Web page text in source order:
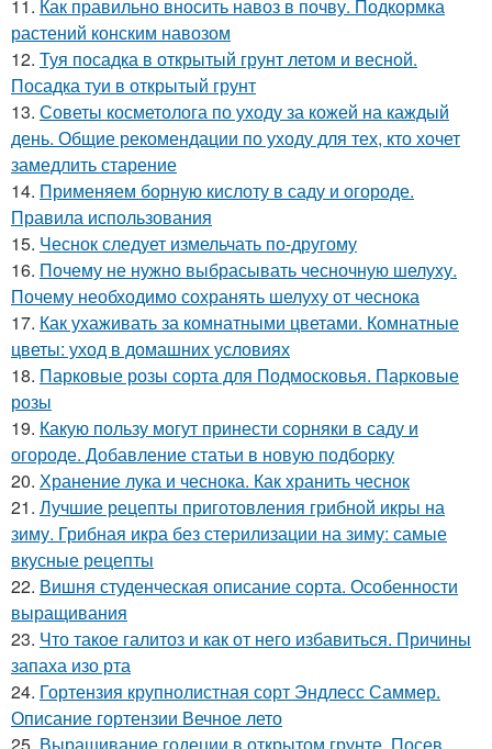
11. Как правильно вносить навоз в почву. Подкормка
растений конским навозом
12. Туя посадка в открытый грунт летом и весной.
Посадка туи в открытый грунт
13. Советы косметолога по уходу за кожей на каждый
день. Общие рекомендации по уходу для тех, кто хочет
замедлить старение
14. Применяем борную кислоту в саду и огороде.
Правила использования
15. Чеснок следует измельчать по-другому
16. Почему не нужно выбрасывать чесночную шелуху.
Почему необходимо сохранять шелуху от чеснока
17. Как ухаживать за комнатными цветами. Комнатные
цветы: уход в домашних условиях
18. Парковые розы сорта для Подмосковья. Парковые
розы
19. Какую пользу могут принести сорняки в саду и
огороде. Добавление статьи в новую подборку
20. Хранение лука и чеснока. Как хранить чеснок
21. Лучшие рецепты приготовления грибной икры на
зиму. Грибная икра без стерилизации на зиму: самые
вкусные рецепты
22. Вишня студенческая описание сорта. Особенности
выращивания
23. Что такое галитоз и как от него избавиться. Причины
запаха изо рта
24. Гортензия крупнолистная сорт Эндлесс Саммер.
Описание гортензии Вечное лето